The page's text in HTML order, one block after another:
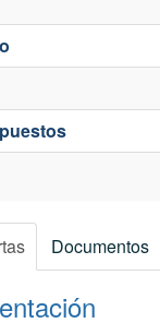
Documentos